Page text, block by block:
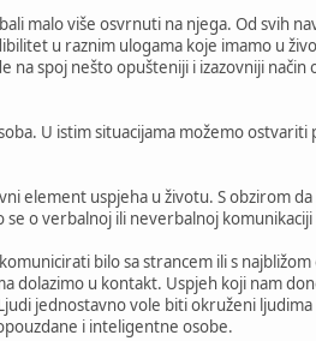
malo više osvrnuti na njega. Od svih
u raznim ulogama koje imamo u
spoj nešto opušteniji i izazovniji način
U istim situacijama možemo
element uspjeha u životu. S obzirom
o verbalnoj ili neverbalnoj
bilo sa strancem ili s
u kontakt. Uspjeh koji nam
jednostavno vole biti okruženi
i inteligentne osobe.